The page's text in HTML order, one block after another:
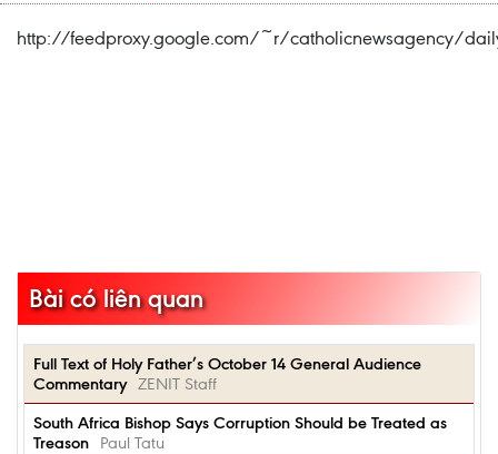
http://feedproxy.google.com/~r/catholicnewsagency/
Bài có liên quan
Full Text of Holy Father’s October 14 General Audience
Commentary ZENIT Staff
South Africa Bishop Says Corruption Should be Treated as
Treason
Paul Tatu